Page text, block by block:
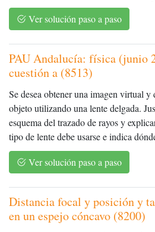
Ver solución paso a paso
PAU Andalucía: física (junio
cuestión a (8513)
Se desea obtener una imagen virtual y
objeto utilizando una lente delgada.
esquema del trazado de rayos y
tipo de lente debe usarse e indica
Ver solución paso a paso
Distancia focal y posición y
en un espejo cóncavo (8200)